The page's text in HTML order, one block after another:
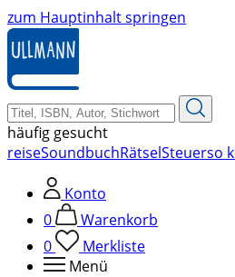
zum Hauptinhalt springen
häufig gesucht
reiseSoundbuchRätselSteuerso
Konto
0
Warenkorb
0
Merkliste
Menü